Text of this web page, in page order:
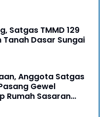
Satgas TMMD 129
Tanah Dasar Sungai
Anggota Satgas
Gewel
Rumah Sasaran